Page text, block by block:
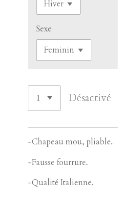
Sexe
Désactivé
-Chapeau mou, pliable.
-Fausse fourrure.
-Qualité Italienne.